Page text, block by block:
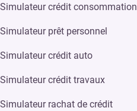
Simulateur crédit consommation
Simulateur prêt personnel
Simulateur crédit auto
Simulateur crédit travaux
Simulateur rachat de crédit